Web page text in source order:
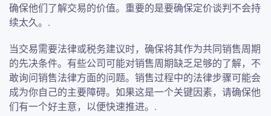
确保他们了解交易的价值。重要的是要确保定价谈判不会持
续太久。.
当交易需要法律或税务建议时，确保将其作为共同销售周期
的先决条件。有些公司可能对销售周期缺乏足够的了解，不
敢询问销售法律方面的问题。销售过程中的法律步骤可能会
成为你自己的主要障碍。如果这是一个关键因素，请确保他
们有一个好主意，以便快速推进。.